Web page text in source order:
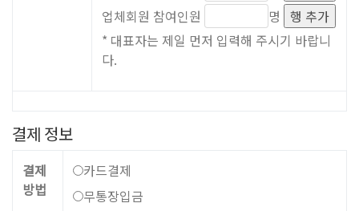
업체회원 참여인원
명 행 추가
* 대표자는 제일 먼저 입력해 주시기 바랍니
다.
결제 정보
결제
방법
카드결제
무통장입금